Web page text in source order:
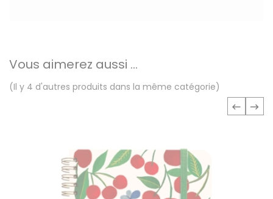
Vous aimerez aussi ...
(Il y 4 d'autres produits dans la même catégorie)